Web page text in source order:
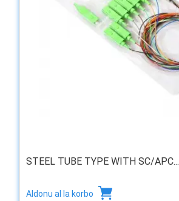
STEEL TUBE TYPE WITH SC/APC...
Aldonu al la korbo